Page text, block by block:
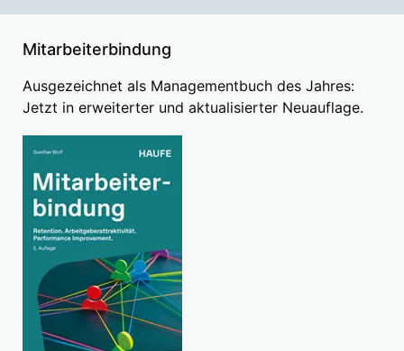
Mitarbeiterbindung
Ausgezeichnet als Managementbuch des Jahres:
Jetzt in erweiterter und aktualisierter Neuauflage.